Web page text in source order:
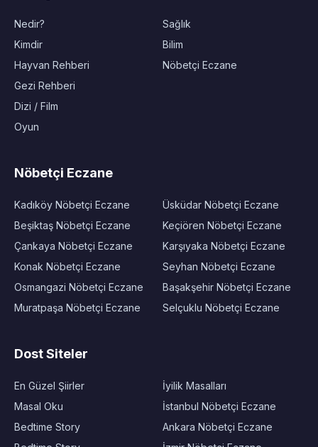
Nedir?
Kimdir
Hayvan Rehberi
Gezi Rehberi
Dizi / Film
Oyun
Sağlık
Bilim
Nöbetçi Eczane
Nöbetçi Eczane
Kadıköy Nöbetçi Eczane
Beşiktaş Nöbetçi Eczane
Çankaya Nöbetçi Eczane
Konak Nöbetçi Eczane
Osmangazi Nöbetçi Eczane
Muratpaşa Nöbetçi Eczane
Üsküdar Nöbetçi Eczane
Keçiören Nöbetçi Eczane
Karşıyaka Nöbetçi Eczane
Seyhan Nöbetçi Eczane
Başakşehir Nöbetçi Eczane
Selçuklu Nöbetçi Eczane
Dost Siteler
En Güzel Şiirler
Masal Oku
Bedtime Story
İyilik Masalları
İstanbul Nöbetçi Eczane
Ankara Nöbetçi Eczane